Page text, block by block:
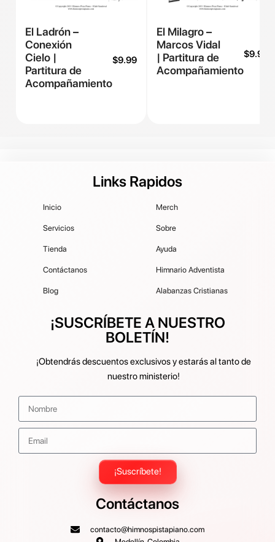
El Ladrón –
Conexión
Cielo |
Partitura de
Acompañamiento
$9.99
El Milagro –
Marcos Vidal
| Partitura de
Acompañamiento
$9.99
Links Rapidos
Inicio
Servicios
Tienda
Contáctanos
Blog
Merch
Sobre
Ayuda
Himnario Adventista
Alabanzas Cristianas
¡SUSCRÍBETE A NUESTRO
BOLETÍN!
¡Obtendrás descuentos exclusivos y estarás al tanto de
nuestro ministerio!
¡Suscríbete!
Contáctanos
contacto@himnospistapiano.com